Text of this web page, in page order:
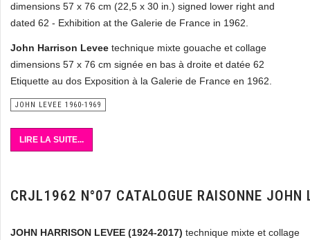
dimensions 57 x 76 cm (22,5 x 30 in.) signed lower right and
dated 62 - Exhibition at the Galerie de France in 1962.
John Harrison Levee technique mixte gouache et collage
dimensions 57 x 76 cm signée en bas à droite et datée 62
Etiquette au dos Exposition à la Galerie de France en 1962.
JOHN LEVEE 1960-1969
LIRE LA SUITE...
CRJL1962 N°07 CATALOGUE RAISONNE JOHN
JOHN HARRISON LEVEE (1924-2017) technique mixte et collage